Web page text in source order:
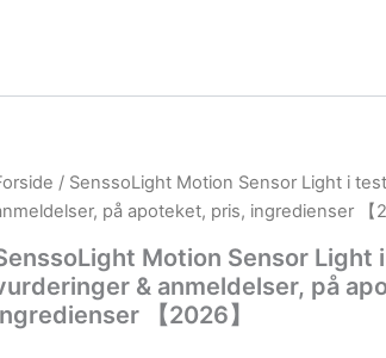
/ SenssoLight Motion Sensor Light i
på apoteket, pris, ingredienser 【
Motion Sensor
& anmeldelser, på
【2026】